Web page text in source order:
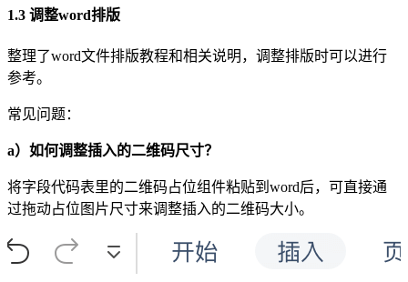
1.3 调整word排版
整理了word文件排版教程和相关说明，调整排版时可以进行
参考。
常见问题：
a）如何调整插入的二维码尺寸？
将字段代码表里的二维码占位组件粘贴到word后，可直接通
过拖动占位图片尺寸来调整插入的二维码大小。